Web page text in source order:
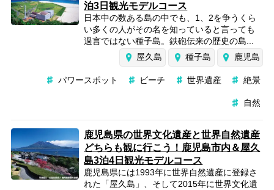
泊3日観光モデルコース
日本中の数ある島の中でも、1、2を争うくら
い多くの人がその名を知っていると言っても
過言ではない種子島。鉄砲伝来の歴史の島...
屋久島
種子島 鹿児島
パワースポット ビーチ 世界遺産 絶景
自然
鹿児島県の世界文化遺産と世界自然遺産
どちらも観に行こう！鹿児島市内＆屋久
島3泊4日観光モデルコース
鹿児島県には1993年に世界自然遺産に登録さ
れた「屋久島」、そして2015年に世界文化遺